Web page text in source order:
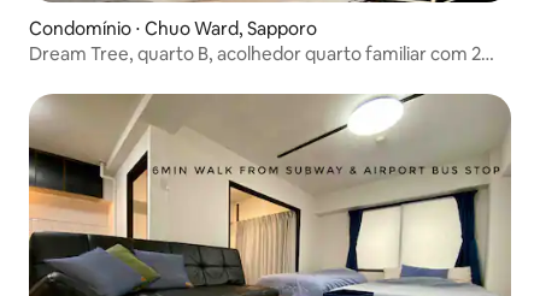
Condomínio ⋅ Chuo Ward, Sapporo
Dream Tree, quarto B, acolhedor quarto familiar com 2
minutos a pé da estação de trem de Sapporo e a 1 minuto
a pé do supermercado